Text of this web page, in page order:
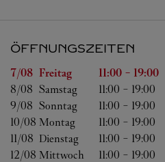
ÖFFNUNGSZEITEN
WochentagÖffnungszeiten
7/08 Freitag 11:00 - 19:00
8/08 Samstag 11:00 - 19:00
9/08 Sonntag 11:00 - 19:00
10/08 Montag 11:00 - 19:00
11/08 Dienstag 11:00 - 19:00
12/08 Mittwoch 11:00 - 19:00